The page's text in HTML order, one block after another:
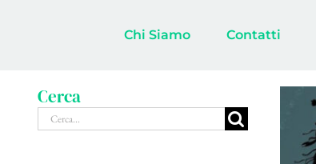
Chi Siamo Contatti
Cerca
Cerca
per: